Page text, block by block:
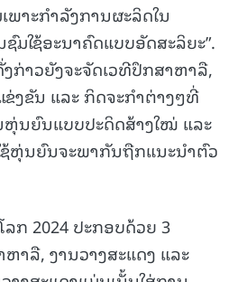
ພາະກຳລັງການຜະລິດໃນ
ໃຊ້ອະນາຄົດແບບອັດສະລິຍະ”.
ກ່າວຍັງຈະຈັດເວທີປຶກສາຫາລື,
ຂ່ງຂັນ ແລະ ກິດຈະກຳຕ່າງໆທີ່
ນຍົນແບບປະດິດສ້າງໃໝ່ ແລະ
ຫຸ່ນຍົນຈະພາກັນຖືກແນະນຳຕົວ
ກ 2024 ປະກອບດ້ວຍ 3
າລື, ງານວາງສະແດງ ແລະ